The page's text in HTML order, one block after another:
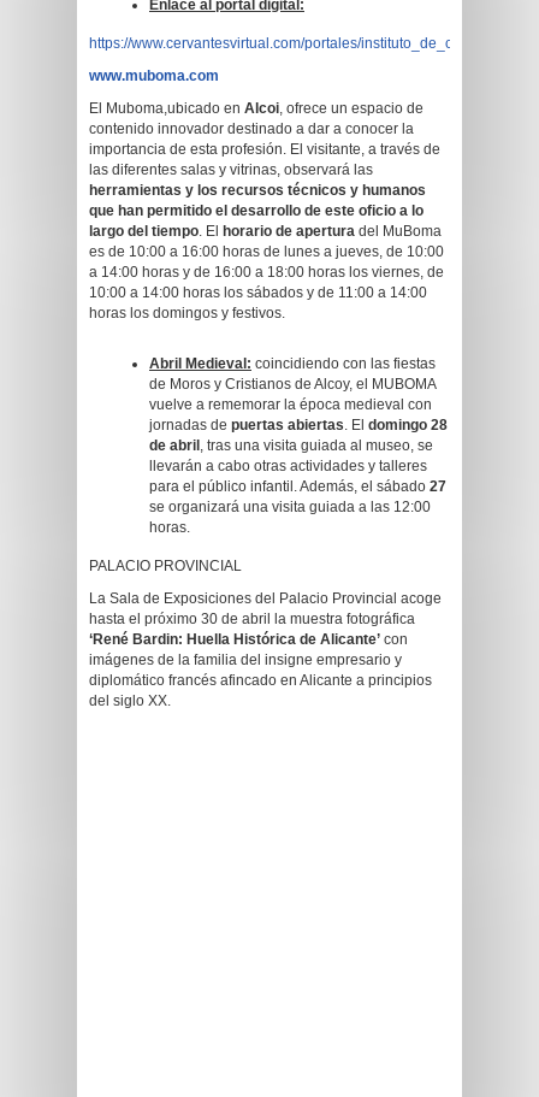
Enlace al portal digital:
https://www.cervantesvirtual.com/portales/
www.muboma.com
El Muboma,ubicado en Alcoi, ofrece un espacio de
contenido innovador destinado a dar a conocer la
importancia de esta profesión. El visitante, a través de
las diferentes salas y vitrinas, observará las
herramientas y los recursos técnicos y humanos
que han permitido el desarrollo de este oficio a lo
largo del tiempo. El horario de apertura del MuBoma
es de 10:00 a 16:00 horas de lunes a jueves, de 10:00
a 14:00 horas y de 16:00 a 18:00 horas los viernes, de
10:00 a 14:00 horas los sábados y de 11:00 a 14:00
horas los domingos y festivos.
Abril Medieval: coincidiendo con las fiestas
de Moros y Cristianos de Alcoy, el MUBOMA
vuelve a rememorar la época medieval con
jornadas de puertas abiertas. El domingo 28
de abril , tras una visita guiada al museo, se
llevarán a cabo otras actividades y talleres
para el público infantil. Además, el sábado 27
se organizará una visita guiada a las 12:00
horas.
PALACIO PROVINCIAL
La Sala de Exposiciones del Palacio Provincial acoge
hasta el próximo 30 de abril la muestra fotográfica
‘René Bardin: Huella Histórica de Alicante’ con
imágenes de la familia del insigne empresario y
diplomático francés afincado en Alicante a principios
del siglo XX.